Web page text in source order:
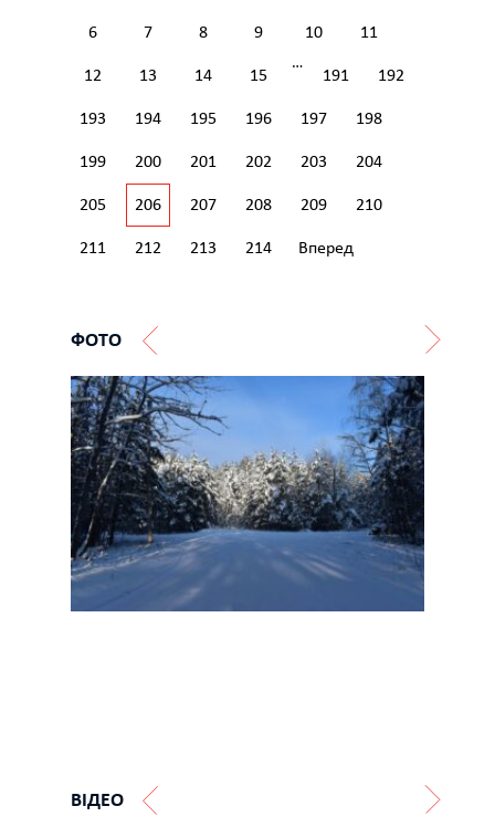
6 7 8 9 10 11
12 13 14 15
…
191 192
193 194 195 196 197 198
199 200 201 202 203 204
205 206 207 208 209 210
211 212 213 214 Вперед
ФОТО
ВІДЕО